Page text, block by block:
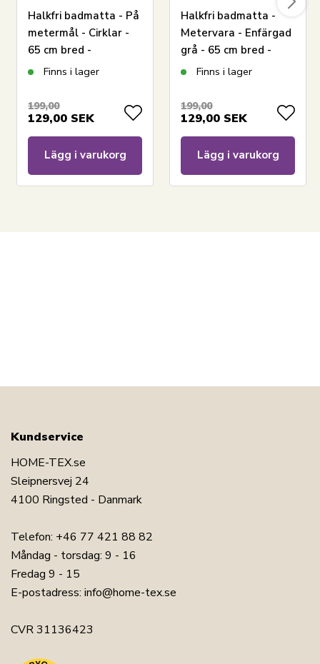
Halkfri badmatta - På
metermål - Cirklar -
65 cm bred -
Multifunktionell
Finns i lager
199,00
129,00 SEK
Lägg i varukorg
Halkfri badmatta -
Metervara - Enfärgad
grå - 65 cm bred -
Multifunktionell
Finns i lager
199,00
129,00 SEK
Lägg i varukorg
Kundservice
HOME-TEX.se
Sleipnersvej 24
4100 Ringsted - Danmark
Telefon: +46 77 421 88 82
Måndag - torsdag: 9 - 16
Fredag 9 - 15
E-postadress: info@home-tex.se
CVR 31136423